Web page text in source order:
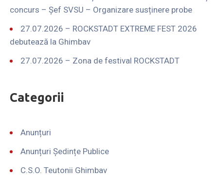
concurs – Șef SVSU – Organizare susținere probe
27.07.2026 – ROCKSTADT EXTREME FEST 2026
debutează la Ghimbav
27.07.2026 – Zona de festival ROCKSTADT
Categorii
Anunțuri
Anunțuri Ședințe Publice
C.S.O. Teutonii Ghimbav